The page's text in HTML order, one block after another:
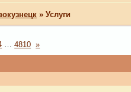
»Услуги
… 4810 »